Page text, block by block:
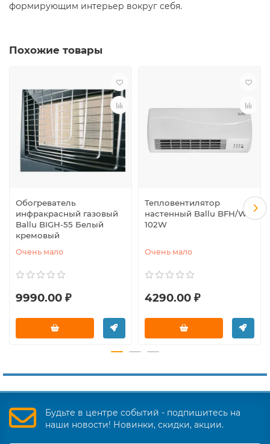
формирующим интерьер вокруг себя.
Похожие товары
Обогреватель
инфракрасный газовый
Ballu BIGH-55 Белый
кремовый
Очень мало
9990.00 ₽
Тепловентилятор
настенный Ballu BFH/W-
102W
Очень мало
4290.00 ₽
Будьте в центре событий - подпишитесь на
наши новости! Новинки, скидки, акции.